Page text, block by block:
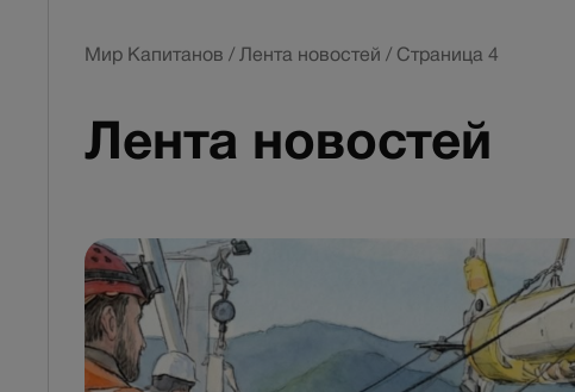
Мир Капитанов / Лента новостей / Страница 4
Лента новостей